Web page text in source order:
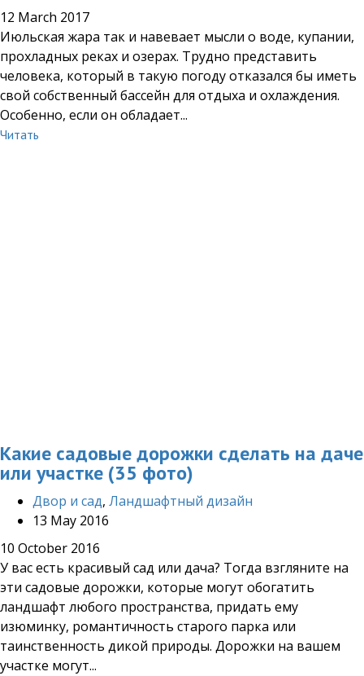
12 March 2017
Июльская жара так и навевает мысли о воде, купании,
прохладных реках и озерах. Трудно представить
человека, который в такую погоду отказался бы иметь
свой собственный бассейн для отдыха и охлаждения.
Особенно, если он обладает...
Читать
Какие садовые дорожки сделать на даче
или участке (35 фото)
Двор и сад, Ландшафтный дизайн
13 May 2016
10 October 2016
У вас есть красивый сад или дача? Тогда взгляните на
эти садовые дорожки, которые могут обогатить
ландшафт любого пространства, придать ему
изюминку, романтичность старого парка или
таинственность дикой природы. Дорожки на вашем
участке могут...